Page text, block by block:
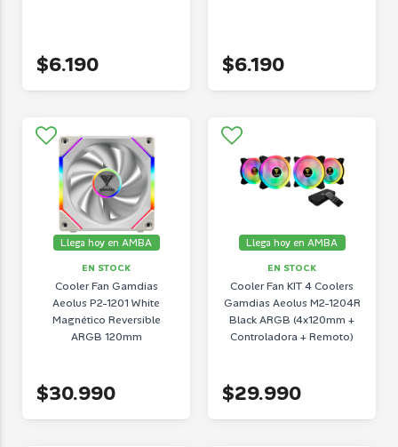
$6.190 $6.190
Llega hoy en AMBA
EN STOCK
Cooler Fan Gamdias
Aeolus P2-1201 White
Magnético Reversible
ARGB 120mm
$30.990
Llega hoy en AMBA
EN STOCK
Cooler Fan KIT 4 Coolers
Gamdias Aeolus M2-1204R
Black ARGB (4x120mm +
Controladora + Remoto)
$29.990